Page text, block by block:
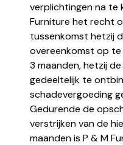
verplichtingen na te
Furniture het recht
tussenkomst hetzij
overeenkomst op
3 maanden, hetzij
gedeeltelijk te
schadevergoeding
Gedurende de
verstrijken van de
maanden is P & M